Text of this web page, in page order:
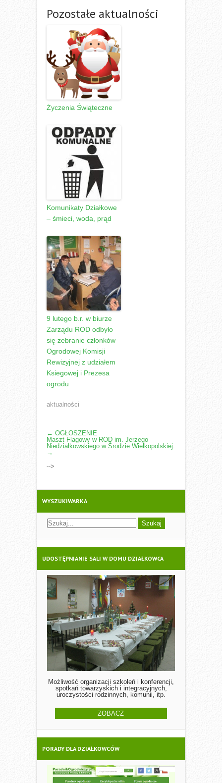
Pozostałe aktualności
Życzenia Świąteczne
Komunikaty Działkowe
– śmieci, woda, prąd
9 lutego b.r. w biurze
Zarządu ROD odbyło
się zebranie członków
Ogrodowej Komisji
Rewizyjnej z udziałem
Ksiegowej i Prezesa
ogrodu
aktualności
POST
NAVIGATION
← OGŁOSZENIE
Maszt Flagowy w ROD im. Jerzego
Niedziałkowskiego w Środzie Wielkopolskiej.
→
-->
WYSZUKIWARKA
UDOSTĘPNIANIE SALI W DOMU DZIAŁKOWCA
Możliwość organizacji szkoleń i konferencji,
spotkań towarzyskich i integracyjnych,
uroczystości rodzinnych, komunii, itp.
ZOBACZ
PORADY DLA DZIAŁKOWCÓW